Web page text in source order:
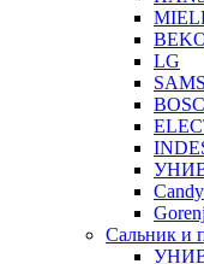
LG
Candy
Сальник и